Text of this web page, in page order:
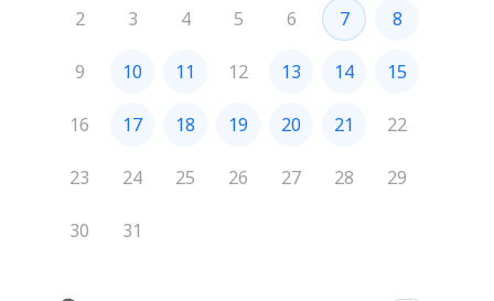
2 3 4 5 6 7 8
9 10 11 12 13 14 15
16 17 18 19 20 21 22
23 24 25 26 27 28 29
30 31